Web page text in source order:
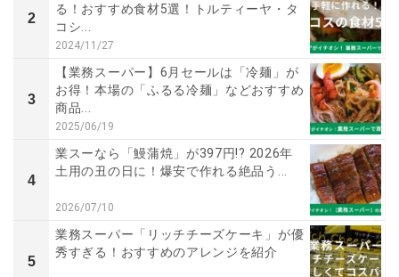
2
る！おすすめ食材5選！トルティーヤ・タ
コシ...
2024/11/27
3
【業務スーパー】6月セールは「冷麺」が
お得！本場の「ふるる冷麺」などおすすめ
商品...
2025/06/19
4
業スーなら「鰻蒲焼」が397円!? 2026年
土用の丑の日に！爆安で作れる絶品う...
2026/07/10
5
業務スーパー「リッチチーズケーキ」が優
秀すぎる！おすすめのアレンジを紹介